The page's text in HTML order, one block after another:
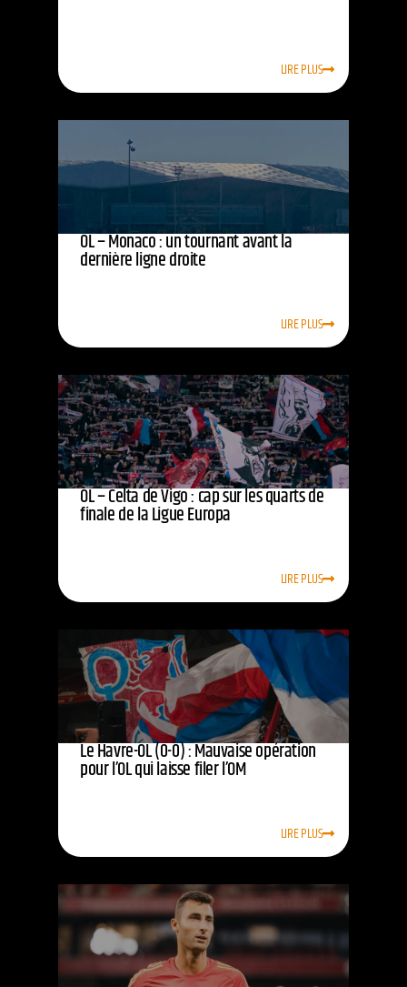
LIRE PLUS
OL – Monaco : un tournant avant la
dernière ligne droite
LIRE PLUS
OL – Celta de Vigo : cap sur les quarts de
finale de la Ligue Europa
LIRE PLUS
Le Havre-OL (0-0) : Mauvaise opération
pour l’OL qui laisse filer l’OM
LIRE PLUS